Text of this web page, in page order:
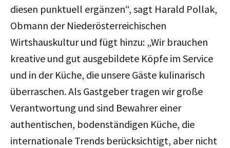
diesen punktuell ergänzen“, sagt Harald Pollak,
Obmann der Niederösterreichischen
Wirtshauskultur und fügt hinzu: „Wir brauchen
kreative und gut ausgebildete Köpfe im Service
und in der Küche, die unsere Gäste kulinarisch
überraschen. Als Gastgeber tragen wir große
Verantwortung und sind Bewahrer einer
authentischen, bodenständigen Küche, die
internationale Trends berücksichtigt, aber nicht